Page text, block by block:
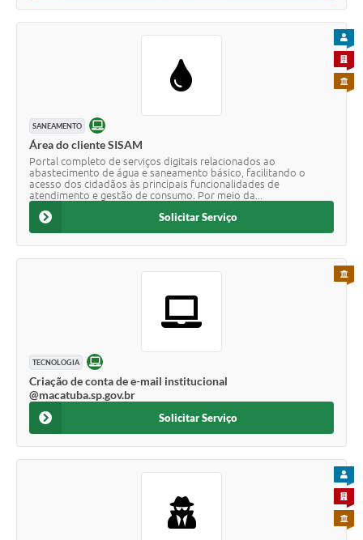
SANEAMENTO ONLINE
Área do cliente SISAM
Portal completo de serviços digitais relacionados ao
abastecimento de água e saneamento básico, facilitando o
acesso dos cidadãos às principais funcionalidades de
atendimento e gestão de consumo. Por meio da...
PARA
PARA
Solicitar Serviço
TECNOLOGIA ONLINE
Criação de conta de e-mail institucional
@macatuba.sp.gov.br
PARA
Solicitar Serviço
PARA
PARA